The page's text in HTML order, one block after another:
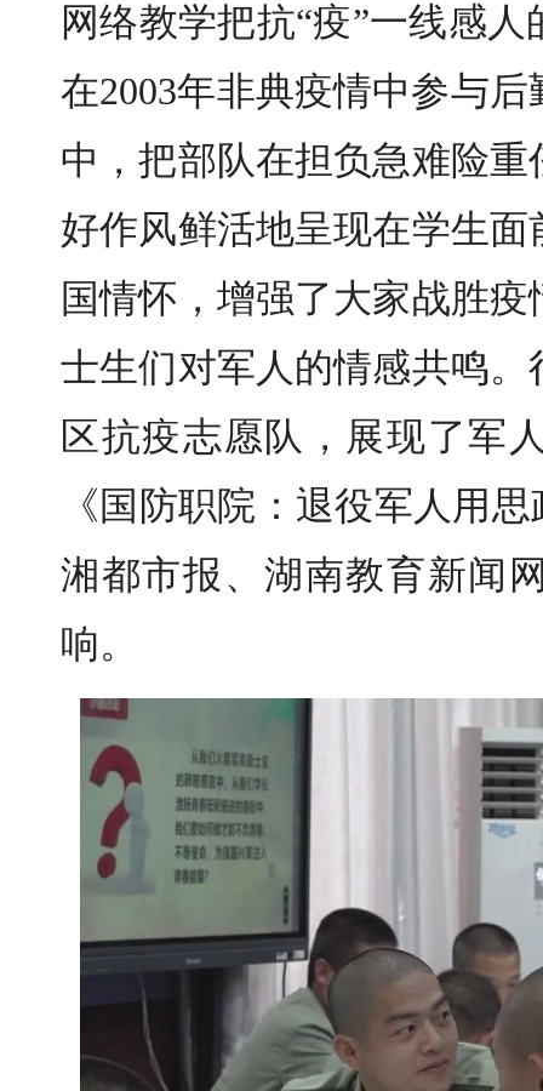
网络教学把抗“疫”一线感
在2003年非典疫情中参与
中，把部队在担负急难险
好作风鲜活地呈现在学生
国情怀，增强了大家战胜
士生们对军人的情感共鸣
区抗疫志愿队，展现了军
《国防职院：退役军人用
湘都市报、湖南教育新闻
响。